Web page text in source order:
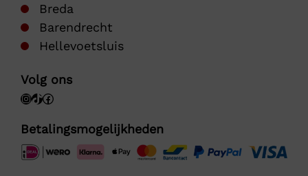
Breda
Barendrecht
Hellevoetsluis
Volg ons
Betalingsmogelijkheden